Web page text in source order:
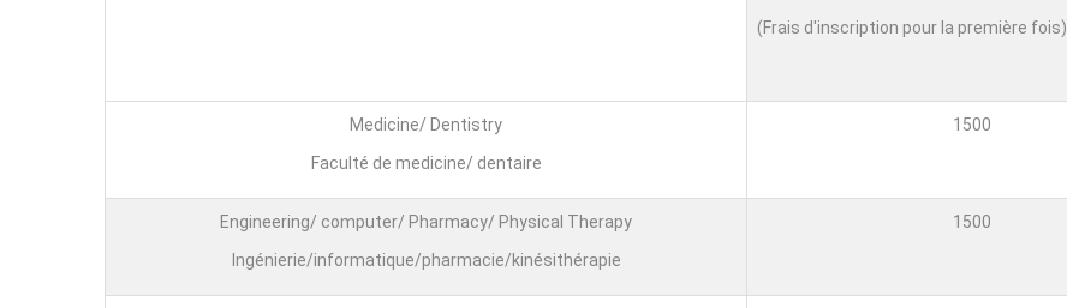
(Frais d'inscription pour la première fois)
Medicine/ Dentistry
Faculté de medicine/ dentaire
1500
Engineering/ computer/ Pharmacy/ Physical Therapy
Ingénierie/informatique/pharmacie/kinésithérapie
1500